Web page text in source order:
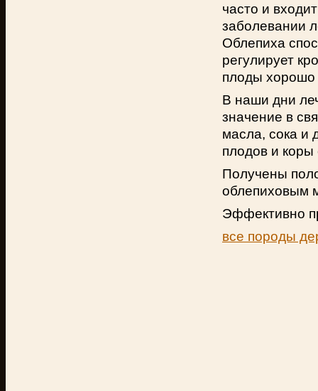
часто и
заболевании
Облепиха
регулирует
плоды хорошо
В наши дни
значение в
масла, сока и
плодов и коры
Получены
облепиховым
Эффективно
все породы